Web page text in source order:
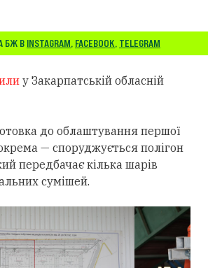
БЖ В INSTAGRAM, FACEBOOK, TELEGRAM
у Закарпатській обласній
до облаштування першої
— споруджується полігон
передбачає кілька шарів
сумішей.